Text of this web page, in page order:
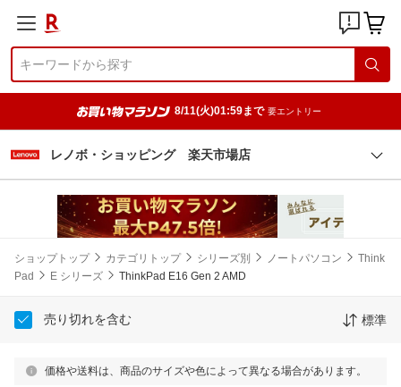
8/11(火)01:59まで 要エントリー
レノボ・ショッピング 楽天市場店
ショップトップ カテゴリトップ シリーズ別 ノートパソコン
Think
Pad
E シリーズ ThinkPad E16 Gen 2 AMD
売り切れを含む 標準
価格や送料は、商品のサイズや色によって異なる場合があります。